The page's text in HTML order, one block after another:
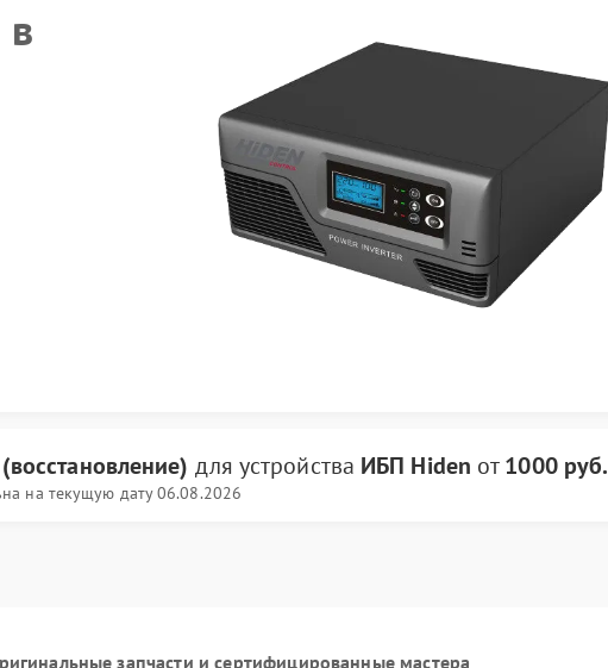
для устройства ИБП Hiden от1000 руб.
на текущую дату 06.08.2026
запчасти и сертифицированные мастера